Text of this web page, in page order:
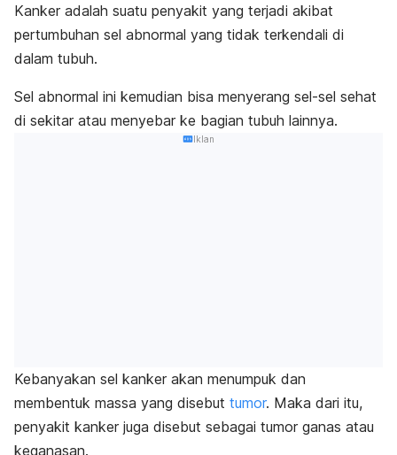
Kanker adalah suatu penyakit yang terjadi akibat
pertumbuhan sel abnormal yang tidak terkendali di
dalam tubuh.
Sel abnormal ini kemudian bisa menyerang sel-sel sehat
di sekitar atau menyebar ke bagian tubuh lainnya.
Iklan
Kebanyakan sel kanker akan menumpuk dan
membentuk massa yang disebut tumor. Maka dari itu,
penyakit kanker juga disebut sebagai tumor ganas atau
keganasan.